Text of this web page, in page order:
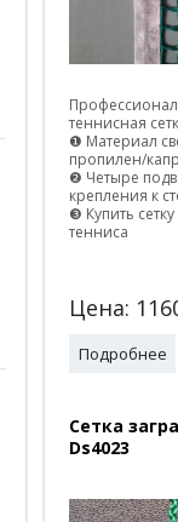
теннисная
❶ Материал
пропилен/
❷ Четыре
крепления к
❸ Купить
тенниса
Цена:
Подробнее
Сетка
Ds4023